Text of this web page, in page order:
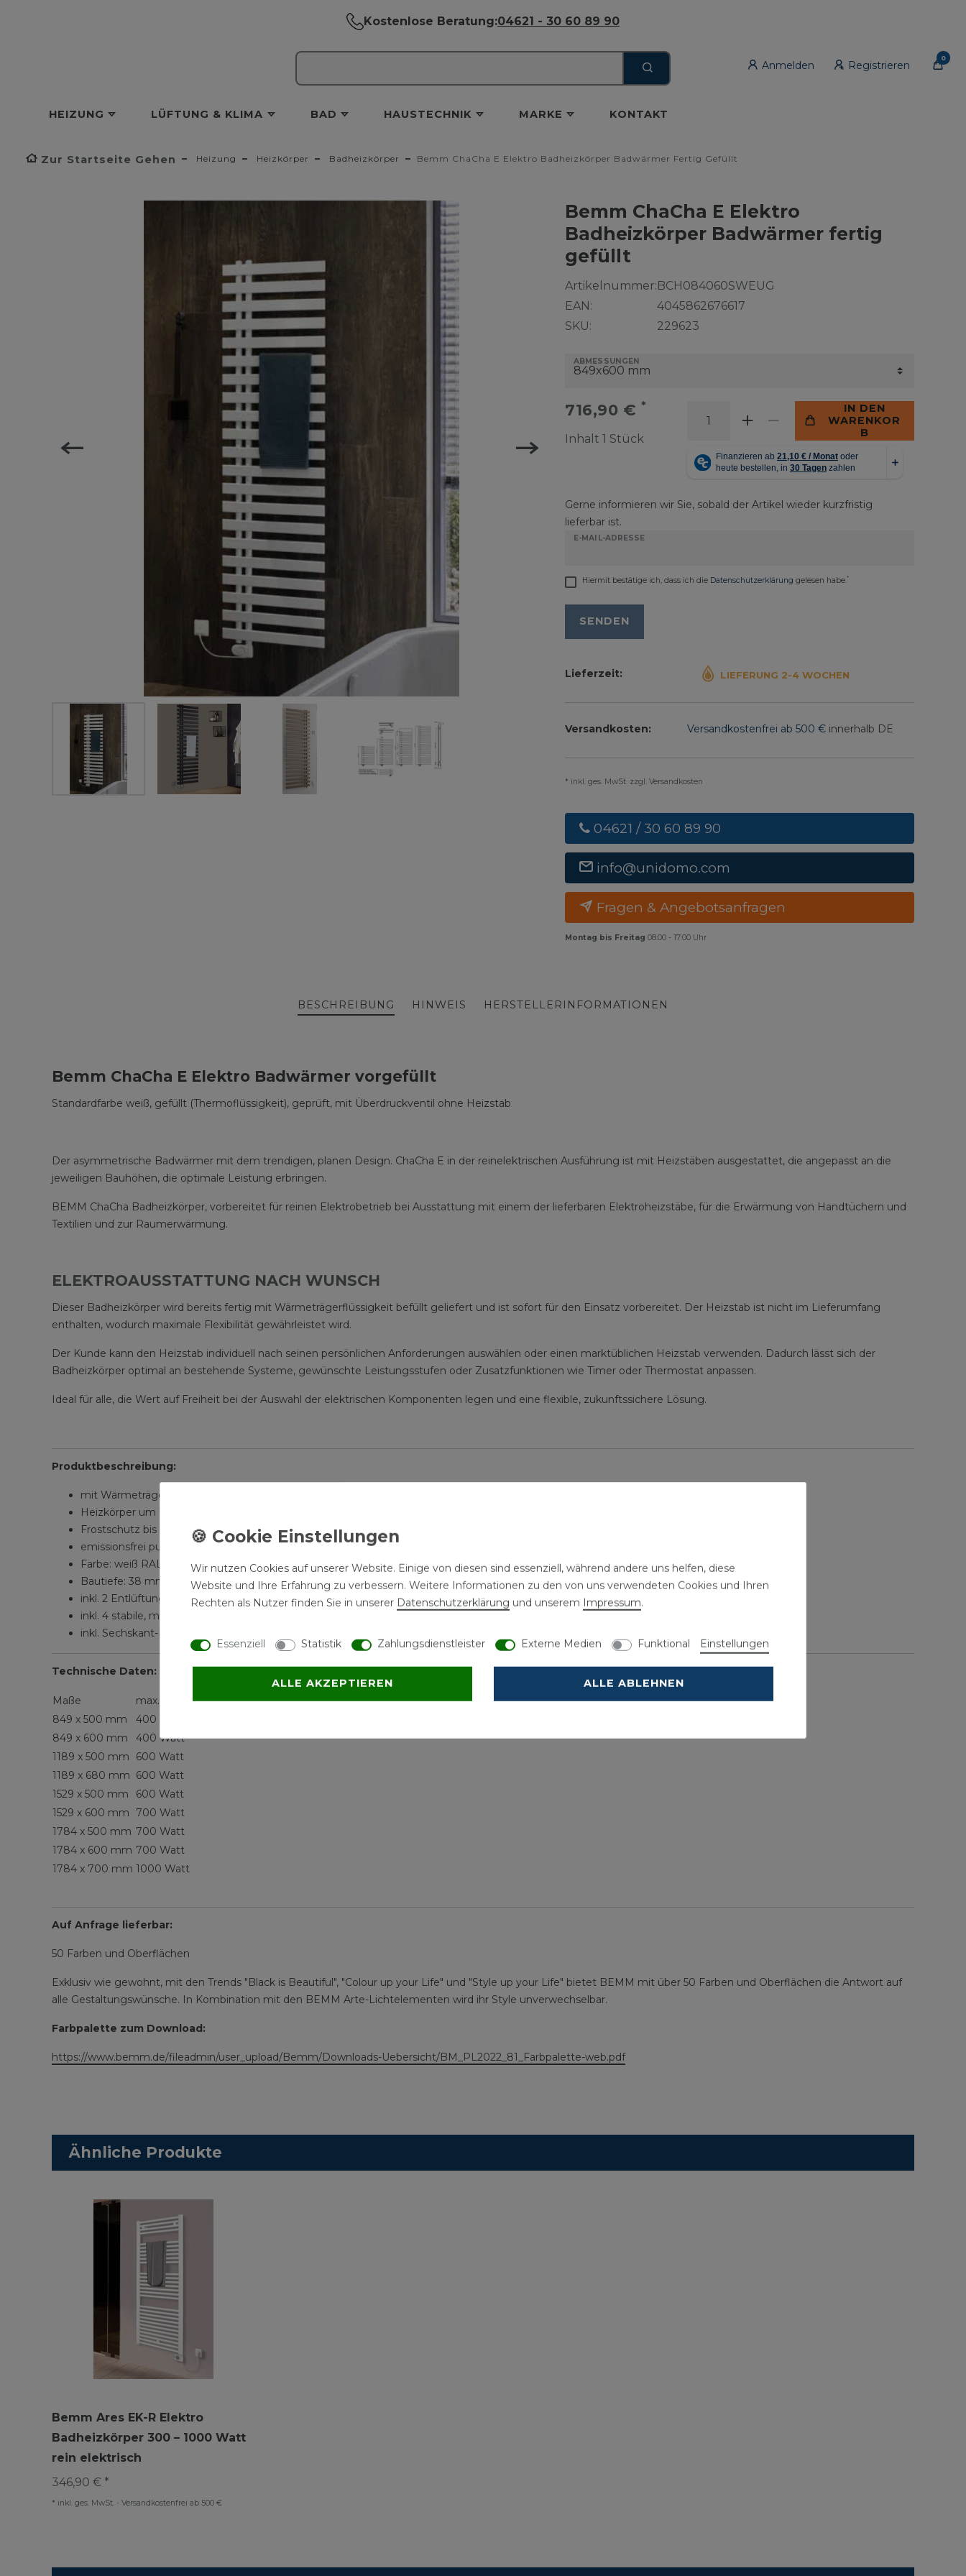
Kostenlose Beratung:04621 - 30 60 89 90
Anmelden Registrieren
0
HEIZUNG LÜFTUNG & KLIMA BAD HAUSTECHNIK MARKE KONTAKT
Zur Startseite Gehen Heizung Heizkörper Badheizkörper Bemm ChaCha E Elektro Badheizkörper Badwärmer Fertig Gefüllt
Bemm ChaCha E Elektro
Badheizkörper Badwärmer fertig
gefüllt
Artikelnummer:
EAN:
SKU:
BCH084060SWEUG
4045862676617
229623
ABMESSUNGEN
716,90 € *
Inhalt 1 Stück
IN DEN
WARENKOR
B
Gerne informieren wir Sie, sobald der Artikel wieder kurzfristig
lieferbar ist.
E-MAIL-ADRESSE
Hiermit bestätige ich, dass ich die Daten­schutz­erklärung gelesen habe.*
SENDEN
Lieferzeit: LIEFERUNG 2-4 WOCHEN
Versandkosten: Versandkostenfrei ab 500 € innerhalb DE
* inkl. ges. MwSt. zzgl. Versandkosten
04621 / 30 60 89 90
info@unidomo.com
Fragen & Angebotsanfragen
Montag bis Freitag 08:00 - 17:00 Uhr
BESCHREIBUNG HINWEIS HERSTELLERINFORMATIONEN
Bemm ChaCha E Elektro Badwärmer vorgefüllt
Standardfarbe weiß, gefüllt (Thermoflüssigkeit), geprüft, mit Überdruckventil ohne Heizstab
Der asymmetrische Badwärmer mit dem trendigen, planen Design. ChaCha E in der reinelektrischen Ausführung ist mit Heizstäben ausgestattet, die angepasst an die
jeweiligen Bauhöhen, die optimale Leistung erbringen.
BEMM ChaCha Badheizkörper, vorbereitet für reinen Elektrobetrieb bei Ausstattung mit einem der lieferbaren Elektroheizstäbe, für die Erwärmung von Handtüchern und
Textilien und zur Raumerwärmung.
ELEKTROAUSSTATTUNG NACH WUNSCH
Dieser Badheizkörper wird bereits fertig mit Wärmeträgerflüssigkeit befüllt geliefert und ist sofort für den Einsatz vorbereitet. Der Heizstab ist nicht im Lieferumfang
enthalten, wodurch maximale Flexibilität gewährleistet wird.
Der Kunde kann den Heizstab individuell nach seinen persönlichen Anforderungen auswählen oder einen marktüblichen Heizstab verwenden. Dadurch lässt sich der
Badheizkörper optimal an bestehende Systeme, gewünschte Leistungsstufen oder Zusatzfunktionen wie Timer oder Thermostat anpassen.
Ideal für alle, die Wert auf Freiheit bei der Auswahl der elektrischen Komponenten legen und eine flexible, zukunftssichere Lösung.
Produktbeschreibung:
mit Wärmeträgerflüssigkeit vorgefüllt und luftdicht verschlossen
Heizkörper um 180° drehbar (links oder rechts offen)
Frostschutz bis -15 °C
emissionsfrei pulverbeschichtet DIN 55900
Farbe: weiß RAL9016
Bautiefe: 38 mm
inkl. 2 Entlüftungsstopfen DN 15 (1/2)
inkl. 4 stabile, montagefreundliche Befestigungen aus Stahl
inkl. Sechskant-Holzschrauben und Dübeln
Technische Daten:
Maße
max. Heizstab
849 x 500 mm
400 Watt
849 x 600 mm
400 Watt
1189 x 500 mm
600 Watt
1189 x 680 mm 600 Watt
1529 x 500 mm
600 Watt
1529 x 600 mm
700 Watt
1784 x 500 mm 700 Watt
1784 x 600 mm 700 Watt
1784 x 700 mm 1000 Watt
Auf Anfrage lieferbar:
50 Farben und Oberflächen
Exklusiv wie gewohnt, mit den Trends "Black is Beautiful", "Colour up your Life" und "Style up your Life" bietet BEMM mit über 50 Farben und Oberflächen die Antwort auf
alle Gestaltungswünsche. In Kombination mit den BEMM Arte-Lichtelementen wird ihr Style unverwechselbar.
Farbpalette zum Download:
https://www.bemm.de/fileadmin/user_upload/Bemm/Downloads-Uebersicht/BM_PL2022_81_Farbpalette-web.pdf
Ähnliche Produkte
Bemm Ares EK-R Elektro
Badheizkörper 300 – 1000 Watt
rein elektrisch
346,90 € *
* inkl. ges. MwSt. - Versandkostenfrei ab 500 €
Wir nutzen Cookies auf unserer Website. Einige von diesen sind essenziell, während andere uns helfen, diese
Website und Ihre Erfahrung zu verbessern. Weitere Informationen zu den von uns verwendeten Cookies und Ihren
Rechten als Nutzer finden Sie in unserer Daten­schutz­erklärung und unserem Impressum.
Essenziell Statistik Zahlungsdienstleister Externe Medien Funktional Einstellungen
ALLE AKZEPTIEREN ALLE ABLEHNEN